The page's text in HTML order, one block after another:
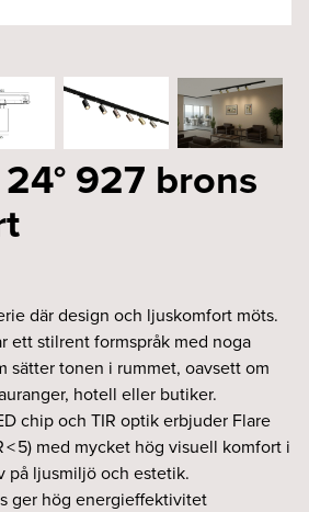
927 brons
där design och ljuskomfort möts.
ett stilrent formspråk med noga
sätter tonen i rummet, oavsett om
hotell eller butiker.
chip och TIR optik erbjuder Flare
5) med mycket hög visuell komfort i
på ljusmiljö och estetik.
ger hög energieffektivitet